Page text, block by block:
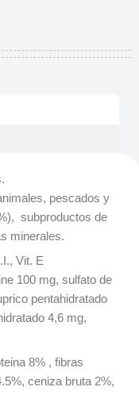
pescados y
subproductos de
minerales.
Vit. E
100 mg, sulfato de
pentahidratado
4,6 mg,
8% , fibras
ceniza bruta 2%,